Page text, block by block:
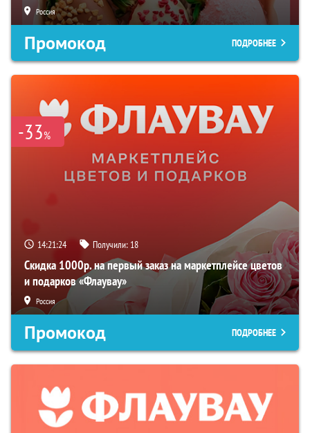
Россия
Промокод ПОДРОБНЕЕ
-33%
14:21:23 Получили: 18
Скидка 1000р. на первый заказ на маркетплейсе цветов
и подарков «Флаувау»
Россия
Промокод ПОДРОБНЕЕ